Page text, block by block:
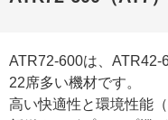
ATR72-600は、ATR42-
22席多い機材です。
高い快適性と環境性能